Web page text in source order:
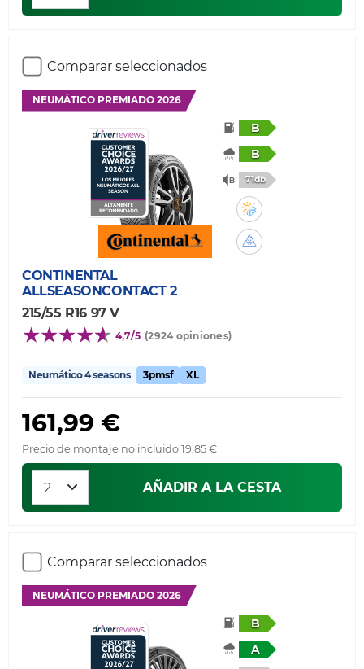
Comparar seleccionados
NEUMÁTICO PREMIADO 2026
B
B
71db
CONTINENTAL
ALLSEASONCONTACT 2
215/55 R16 97 V
4,7/5 (2924 opiniones)
Neumático 4 seasons 3pmsf XL
161,99 €
Precio de montaje no incluido 19,85 €
AÑADIR A LA CESTA
Comparar seleccionados
NEUMÁTICO PREMIADO 2026
B
A